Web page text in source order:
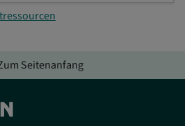
Seitenanfang